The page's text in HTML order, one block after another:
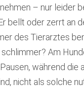
– nur leider
bellt oder zerrt an
des Tierarztes
Am
während die
nicht als solche